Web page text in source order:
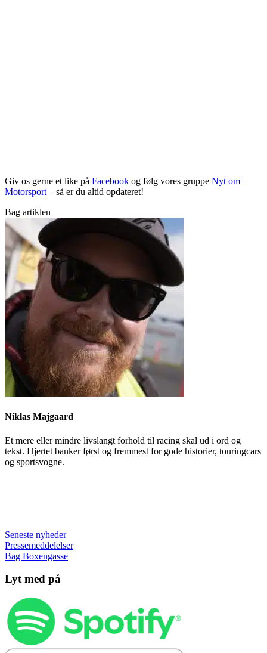
Giv os gerne et like på Facebook og følg vores gruppe Nyt om
Motorsport – så er du altid opdateret!
Bag artiklen
Niklas Majgaard
Et mere eller mindre livslangt forhold til racing skal ud i ord og
tekst. Hjertet banker først og fremmest for gode historier, touringcars
og sportsvogne.
Seneste nyheder
Pressemeddelelser
Bag Boxengasse
Lyt med på